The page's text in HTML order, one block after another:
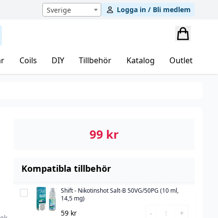
Sverige Logga in / Bli medlem
Coils DIY Tillbehör Katalog Outlet
99 kr
Kompatibla tillbehör
Shift
Shift - Nikotinshot Salt-B 50VG/50PG (10 ml,
14,5 mg)
59 kr -
Shift
+